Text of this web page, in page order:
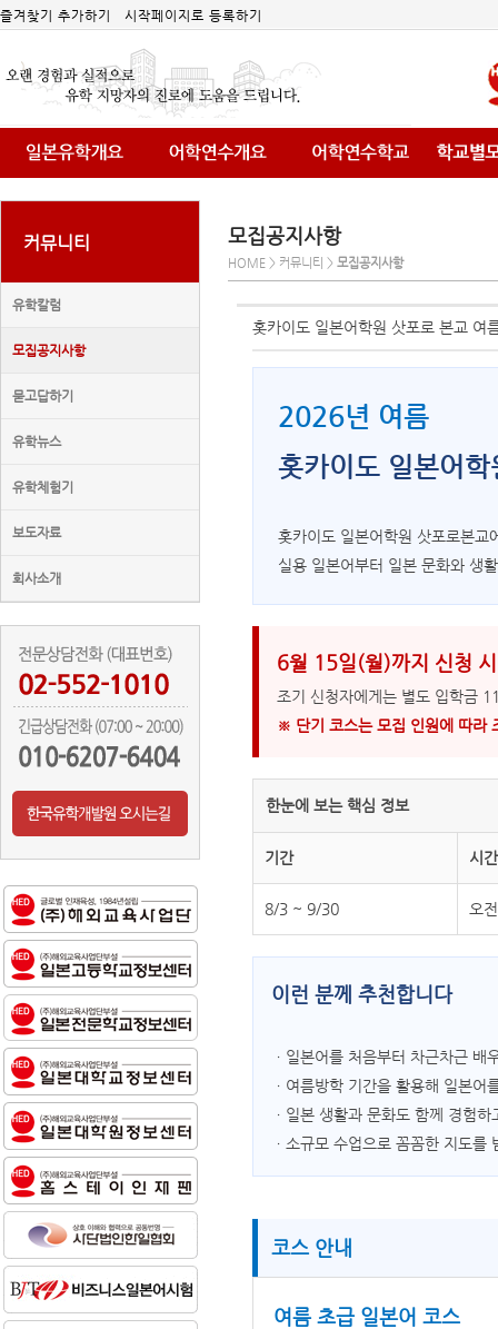
즐겨찾기 추가하기 시작페이지로 등록하기
커뮤니티
유학칼럼
모집공지사항
묻고답하기
유학뉴스
유학체험기
보도자료
회사소개
모집공지사항
HOME > 커뮤니티 > 모집공지사항
홋카이도 일본어학원 삿포로 본교
2026년 여름
홋카이도 일본어
홋카이도 일본어학원 삿포로본
실용 일본어부터 일본 문화와 생
6월 15일(월)까지 신청
조기 신청자에게는 별도 입학금
※ 단기 코스는 모집 인원에 따라
한눈에 보는 핵심 정보
기간 시간
8/3 ~ 9/30 오
이런 분께 추천합니다
ㆍ일본어를 처음부터 차근차근 배
ㆍ여름방학 기간을 활용해 일본어
ㆍ일본 생활과 문화도 함께 경험하
ㆍ소규모 수업으로 꼼꼼한 지도를
코스 안내
여름 초급 일본어 코스